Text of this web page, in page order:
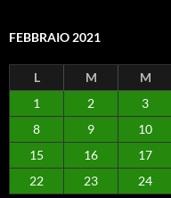
FEBBRAIO 2021
L M M
1
2 3
8
9 10
15
16 17
22
23 24